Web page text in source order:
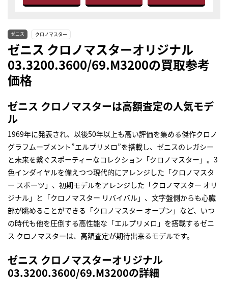
ゼニス クロノマスター
ゼニス クロノマスターオリジナル
03.3200.3600/69.M3200の買取参考
価格
ゼニス クロノマスターは高額査定の人気モデ
ル
1969年に発表され、以後50年以上も高い評価を集める傑作クロノ
グラフムーブメント”エルプリメロ”を搭載し、ゼニスのレガシー
と未来を繋ぐスポーティーなコレクション「クロノマスター」。3
色インダイヤルを備えつつ現代的にアレンジした「クロノマスタ
ー スポーツ」、初期モデルをアレンジした「クロノマスター オリ
ジナル」と「クロノマスター リバイバル」、文字盤側からも心臓
部が眺めることができる「クロノマスター オープン」など、いつ
の時代も他を圧倒する高性能な「エルプリメロ」を搭載するゼニ
ス クロノマスターは、高額査定が期待出来るモデルです。
ゼニス クロノマスターオリジナル
03.3200.3600/69.M3200の詳細